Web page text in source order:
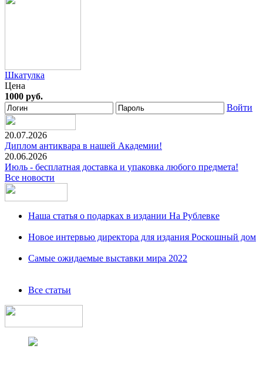
Шкатулка
Цена
1000 руб.
Войти
20.07.2026
Диплом антиквара в нашей Академии!
20.06.2026
Июль - бесплатная доставка и упаковка любого предмета!
Все новости
Наша статья о подарках в издании На Рублевке
Новое интервью директора для издания Роскошный дом
Самые ожидаемые выставки мира 2022
Все статьи